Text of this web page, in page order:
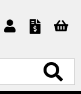
» Crochet